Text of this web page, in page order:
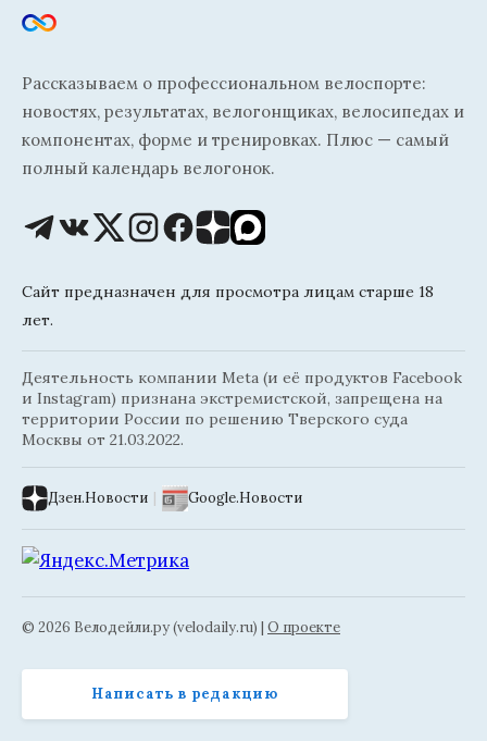
Рассказываем о профессиональном велоспорте:
новостях, результатах, велогонщиках, велосипедах и
компонентах, форме и тренировках. Плюс — самый
полный календарь велогонок.
Сайт предназначен для просмотра лицам старше 18
лет.
Деятельность компании Meta (и её продуктов Facebook
и Instagram) признана экстремистской, запрещена на
территории России по решению Тверского суда
Москвы от 21.03.2022.
Дзен.Новости | Google.Новости
© 2026 Велодейли.ру (velodaily.ru) | О проекте
Написать в редакцию